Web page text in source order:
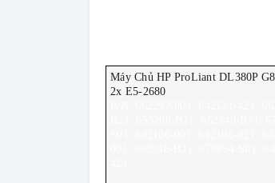
Máy Chủ HP ProLiant DL380P
2x E5-2680